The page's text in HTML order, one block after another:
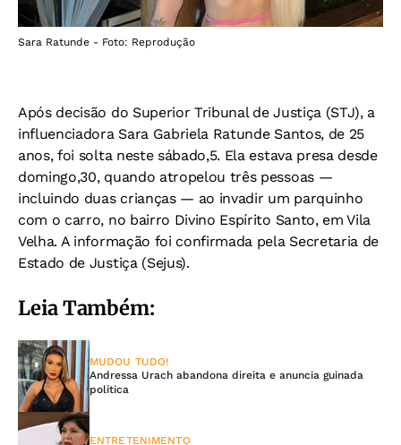
Sara Ratunde - Foto: Reprodução
Após decisão do Superior Tribunal de Justiça (STJ), a
influenciadora Sara Gabriela Ratunde Santos, de 25
anos, foi solta neste sábado,5. Ela estava presa desde
domingo,30, quando atropelou três pessoas —
incluindo duas crianças — ao invadir um parquinho
com o carro, no bairro Divino Espírito Santo, em Vila
Velha. A informação foi confirmada pela Secretaria de
Estado de Justiça (Sejus).
Leia Também:
MUDOU TUDO!
Andressa Urach abandona direita e anuncia guinada
política
ENTRETENIMENTO